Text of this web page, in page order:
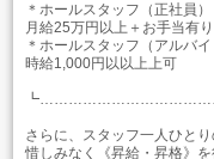
＊ホールスタッフ（正社員）
月給25万円以上＋お手当有り
＊ホールスタッフ（アルバイ
時給1,000円以以上上可
さらに、スタッフ一人ひと
惜しみなく《昇給・昇格》